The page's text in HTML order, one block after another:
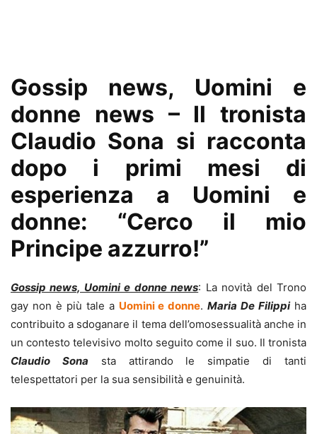
Gossip news, Uomini e
donne news – Il tronista
Claudio Sona si racconta
dopo i primi mesi di
esperienza a Uomini e
donne: “Cerco il mio
Principe azzurro!”
Gossip news, Uomini e donne news: La novità del Trono
gay non è più tale a Uomini e donne.Maria De Filippiha
contribuito a sdoganare il tema dell’omosessualità anche in
un contesto televisivo molto seguito come il suo. Il tronista
Claudio Sona sta attirando le simpatie di tanti
telespettatori per la sua sensibilità e genuinità.